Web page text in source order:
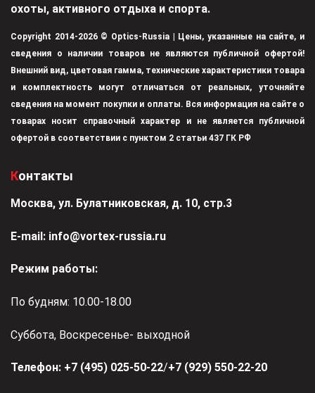
охоты, активного отдыха и спорта.
Copyright 2014-2026 © Optics-Russia | Цены, указанные на сайте, и
сведения о наличии товаров не являются публичной офертой!
Внешний вид, цветовая гамма, технические характеристики товара
и комплектность могут отличаться от реальных, уточняйте
сведения на момент покупки и оплаты. Вся информация на сайте о
товарах носит справочный характер и не является публичной
офертой в соответствии с пунктом 2 статьи 437 ГК РФ
Контакты
Москва, ул. Булатниковская, д. 10, стр.3
Е-mail: info@vortex-russia.ru
Режим работы:
По будням: 10.00-18.00
Суббота, Воскресенье- выходной
Телефон: +7 (495) 025-50-22/+7 (929) 550-22-20